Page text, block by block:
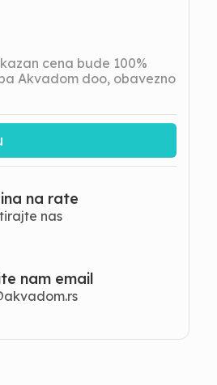
cena bude 100%
Akvadom doo, obavezno
na rate
nas
nam email